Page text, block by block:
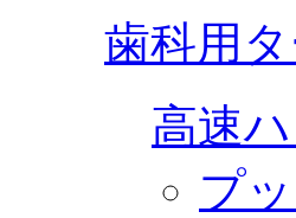
歯科用
高速
プ